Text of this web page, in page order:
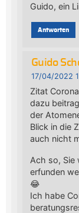
Guido, ein
Antworten
Guido
17/04/2022
Zitat
dazu
der
Blick in die
auch nicht
Ach so, Sie
erfunden
😂
Ich habe